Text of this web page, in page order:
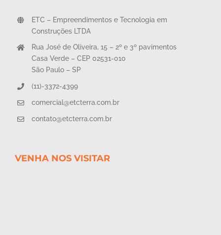
ETC – Empreendimentos e Tecnologia em
Construções LTDA
Rua José de Oliveira, 15 – 2º e 3º pavimentos
Casa Verde – CEP 02531-010
São Paulo – SP
(11)-3372-4399
comercial@etcterra.com.br
contato@etcterra.com.br
VENHA NOS VISITAR